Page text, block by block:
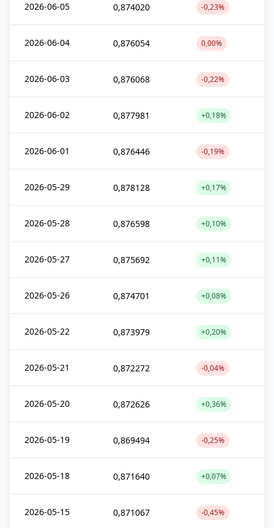
2026-06-05 0,874020 -0,23%
2026-06-04 0,876054 0,00%
2026-06-03 0,876068 -0,22%
2026-06-02 0,877981 +0,18%
2026-06-01 0,876446 -0,19%
2026-05-29 0,878128 +0,17%
2026-05-28 0,876598 +0,10%
2026-05-27 0,875692 +0,11%
2026-05-26 0,874701 +0,08%
2026-05-22 0,873979 +0,20%
2026-05-21 0,872272 -0,04%
2026-05-20 0,872626 +0,36%
2026-05-19 0,869494 -0,25%
2026-05-18 0,871640 +0,07%
2026-05-15 0,871067 -0,45%